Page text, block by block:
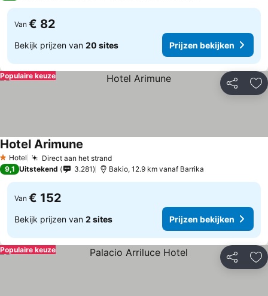
Van € 82
Bekijk prijzen van 20 sites Prijzen bekijken
Delen
Populaire keuze
1 Sterren
Hotel Direct aan het strand
Hotel Arimune
9,1 Uitstekend 3.281 Bakio, 12.9 km vanaf Barrika
Van € 152
Bekijk prijzen van 2 sites Prijzen bekijken
Delen
Populaire keuze